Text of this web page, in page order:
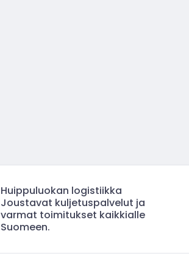
Huippuluokan logistiikka
Joustavat kuljetuspalvelut ja
varmat toimitukset kaikkialle
Suomeen.